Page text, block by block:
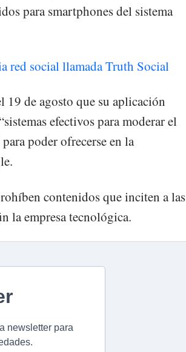
para smartphones del sistema
red social llamada Truth Social
de agosto que su aplicación
efectivos para moderar el
poder ofrecerse en la
contenidos que inciten a las
la empresa tecnológica.